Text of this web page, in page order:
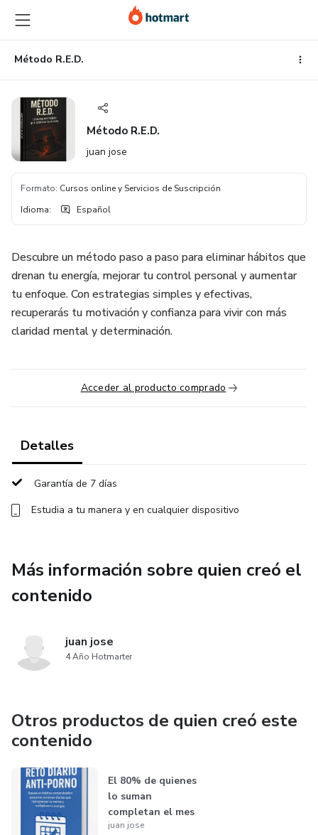
contenido
principal
la
página
de
pie
página
Método R.E.D.
Método R.E.D.
juan jose
Formato: Cursos online y Servicios de Suscripción
Idioma: Español
Descubre un método paso a paso para eliminar hábitos que
drenan tu energía, mejorar tu control personal y aumentar
tu enfoque. Con estrategias simples y efectivas,
recuperarás tu motivación y confianza para vivir con más
claridad mental y determinación.
Acceder al producto comprado
Detalles
Garantía de 7 días
Estudia a tu manera y en cualquier dispositivo
Más información sobre quien creó el
contenido
juan jose
4 Año Hotmarter
Otros productos de quien creó este
contenido
El 80% de quienes
lo suman
completan el mes
sin recaídas.
juan jose